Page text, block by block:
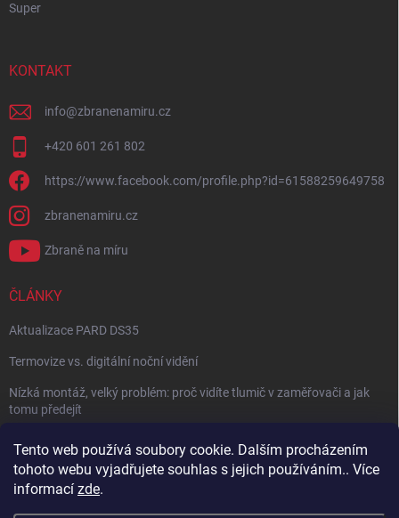
Tento web používá soubory cookie. Dalším procházením
tohoto webu vyjadřujete souhlas s jejich používáním.. Více
informací zde.
Super
KONTAKT
info@zbranenamiru.cz
+420 601 261 802
https://www.facebook.com/profile.php?id=61588259649758
zbranenamiru.cz
Zbraně na míru
ČLÁNKY
Aktualizace PARD DS35
Termovize vs. digitální noční vidění
Nízká montáž, velký problém: proč vidíte tlumič v zaměřovači a jak
tomu předejít
NÁVOD: Jak správně nastavit balistický kalkulátor